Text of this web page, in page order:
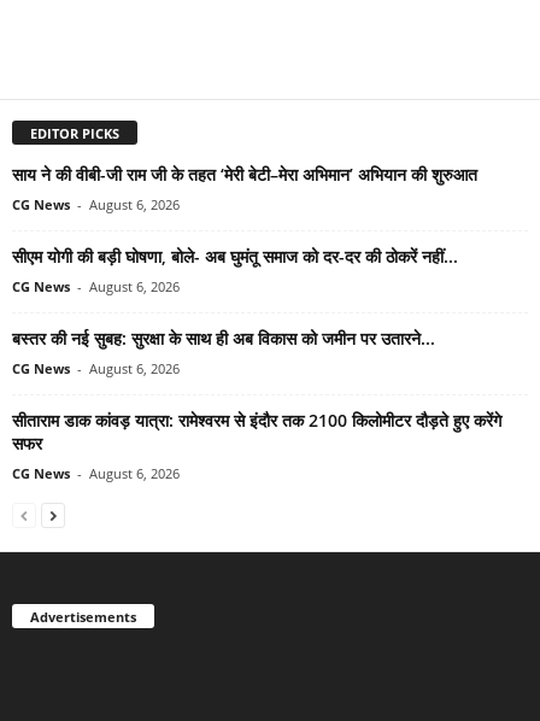
EDITOR PICKS
साय ने की वीबी-जी राम जी के तहत ‘मेरी बेटी–मेरा अभिमान’ अभियान की शुरुआत
CG News - August 6, 2026
सीएम योगी की बड़ी घोषणा, बोले- अब घुमंतू समाज को दर-दर की ठोकरें नहीं...
CG News - August 6, 2026
बस्तर की नई सुबह: सुरक्षा के साथ ही अब विकास को जमीन पर उतारने...
CG News - August 6, 2026
सीताराम डाक कांवड़ यात्रा: रामेश्वरम से इंदौर तक 2100 किलोमीटर दौड़ते हुए करेंगे
सफर
CG News - August 6, 2026
Advertisements